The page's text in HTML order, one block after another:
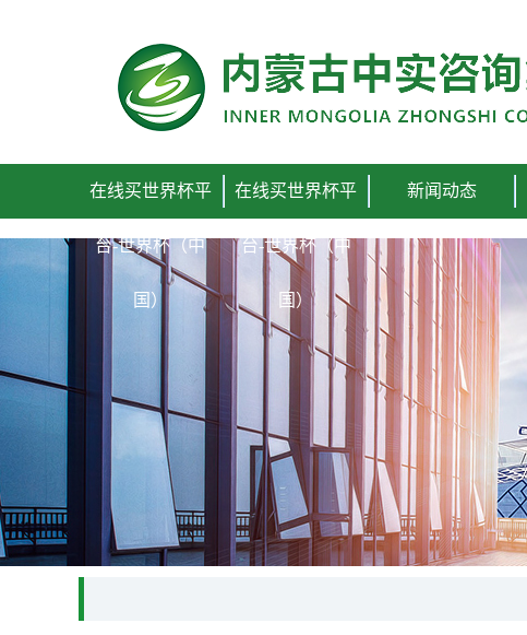
在线买世界杯平
台-世界杯（中
国）
在线买世界杯平
台-世界杯（中
国）
新闻动态